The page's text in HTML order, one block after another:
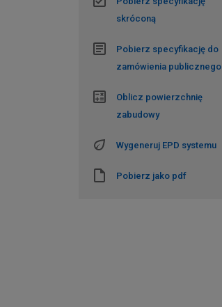
skróconą
Pobierz specyfikację do
zamówienia publicznego
Oblicz powierzchnię
zabudowy
Wygeneruj EPD systemu
Pobierz jako pdf